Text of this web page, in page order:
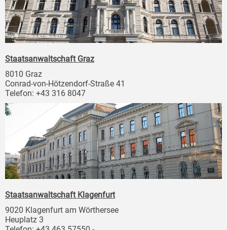
Staatsanwaltschaft Graz
8010 Graz
Conrad-von-Hötzendorf-Straße 41
Telefon: +43 316 8047
Staatsanwaltschaft Klagenfurt
9020 Klagenfurt am Wörthersee
Heuplatz 3